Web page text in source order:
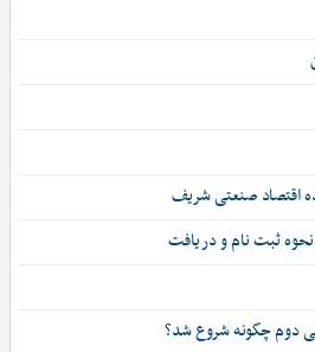
اقتصاد صنعتی شریف
ثبت نام و دریافت
دوم چگونه شروع شد؟